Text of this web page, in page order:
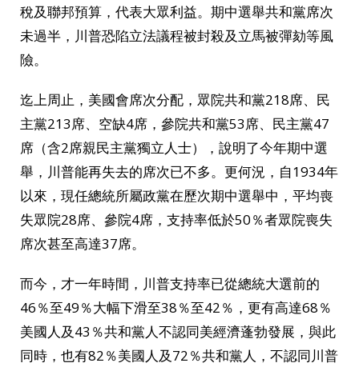
稅及聯邦預算，代表大眾利益。期中選舉共和黨席次
未過半，川普恐陷立法議程被封殺及立馬被彈劾等風
險。
迄上周止，美國會席次分配，眾院共和黨218席、民
主黨213席、空缺4席，參院共和黨53席、民主黨47
席（含2席親民主黨獨立人士），說明了今年期中選
舉，川普能再失去的席次已不多。更何況，自1934年
以來，現任總統所屬政黨在歷次期中選舉中，平均喪
失眾院28席、參院4席，支持率低於50％者眾院喪失
席次甚至高達37席。
而今，才一年時間，川普支持率已從總統大選前的
46％至49％大幅下滑至38％至42％，更有高達68％
美國人及43％共和黨人不認同美經濟蓬勃發展，與此
同時，也有82％美國人及72％共和黨人，不認同川普